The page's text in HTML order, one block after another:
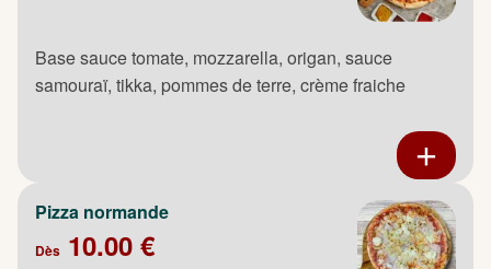
Base sauce tomate, mozzarella, origan, sauce
samouraï, tikka, pommes de terre, crème fraiche
Pizza normande
Dès 10.00 €